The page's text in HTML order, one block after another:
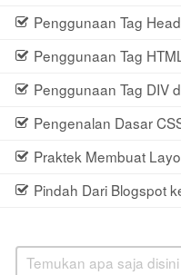
Penggunaan Tag
Penggunaan Tag
Penggunaan Tag DIV
Pengenalan Dasar
Praktek Membuat
Pindah Dari Blogspot